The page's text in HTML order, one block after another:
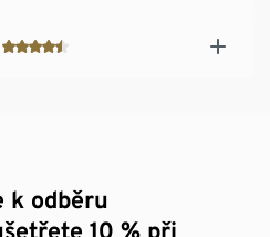
k odběru
10 % při